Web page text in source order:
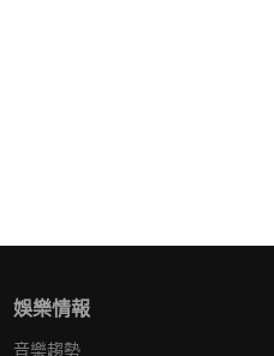
娛樂情報
音樂趨勢